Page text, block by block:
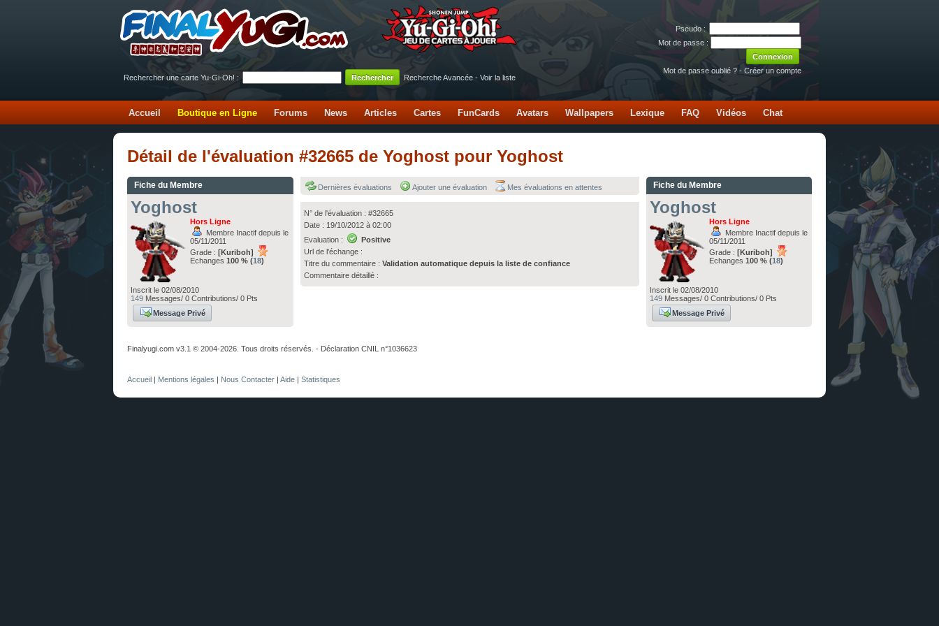
Pseudo :
Mot de passe :
Mot de passe oublié ? - Créer un compte
Rechercher une carte Yu-Gi-Oh! :
Recherche Avancée - Voir la liste
Accueil Boutique en Ligne Forums News Articles Cartes FunCards Avatars Wallpapers Lexique FAQ Vidéos Chat
Détail de l'évaluation #32665 de Yoghost pour Yoghost
Fiche du Membre
Yoghost
Hors Ligne
Membre Inactif depuis le
05/11/2011
Grade : [Kuriboh]
Echanges 100 % (18)
Inscrit le 02/08/2010
149 Messages/ 0 Contributions/ 0 Pts
Message Privé
Dernières évaluations Ajouter une évaluation Mes évaluations en attentes
N° de l'évaluation : #32665
Date : 19/10/2012 à 02:00
Evaluation :
Positive
Url de l'échange :
Titre du commentaire : Validation automatique depuis la liste de confiance
Commentaire détaillé :
Fiche du Membre
Yoghost
Hors Ligne
Membre Inactif depuis le
05/11/2011
Grade : [Kuriboh]
Echanges 100 % (18)
Inscrit le 02/08/2010
149Messages/ 0 Contributions/ 0 Pts
Message Privé
Finalyugi.com v3.1 © 2004-2026. Tous droits réservés. - Déclaration CNIL n°1036623
Accueil Mentions légales Nous Contacter Aide Statistiques